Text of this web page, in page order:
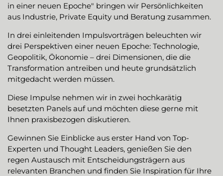
in einer neuen Epoche" bringen wir Persönlichkeiten
aus Industrie, Private Equity und Beratung zusammen.
In drei einleitenden Impulsvorträgen beleuchten wir
drei Perspektiven einer neuen Epoche: Technologie,
Geopolitik, Ökonomie – drei Dimensionen, die die
Transformation antreiben und heute grundsätzlich
mitgedacht werden müssen.
Diese Impulse nehmen wir in zwei hochkarätig
besetzten Panels auf und möchten diese gerne mit
Ihnen praxisbezogen diskutieren.
Gewinnen Sie Einblicke aus erster Hand von Top-
Experten und Thought Leaders, genießen Sie den
regen Austausch mit Entscheidungsträgern aus
relevanten Branchen und finden Sie Inspiration für Ihre